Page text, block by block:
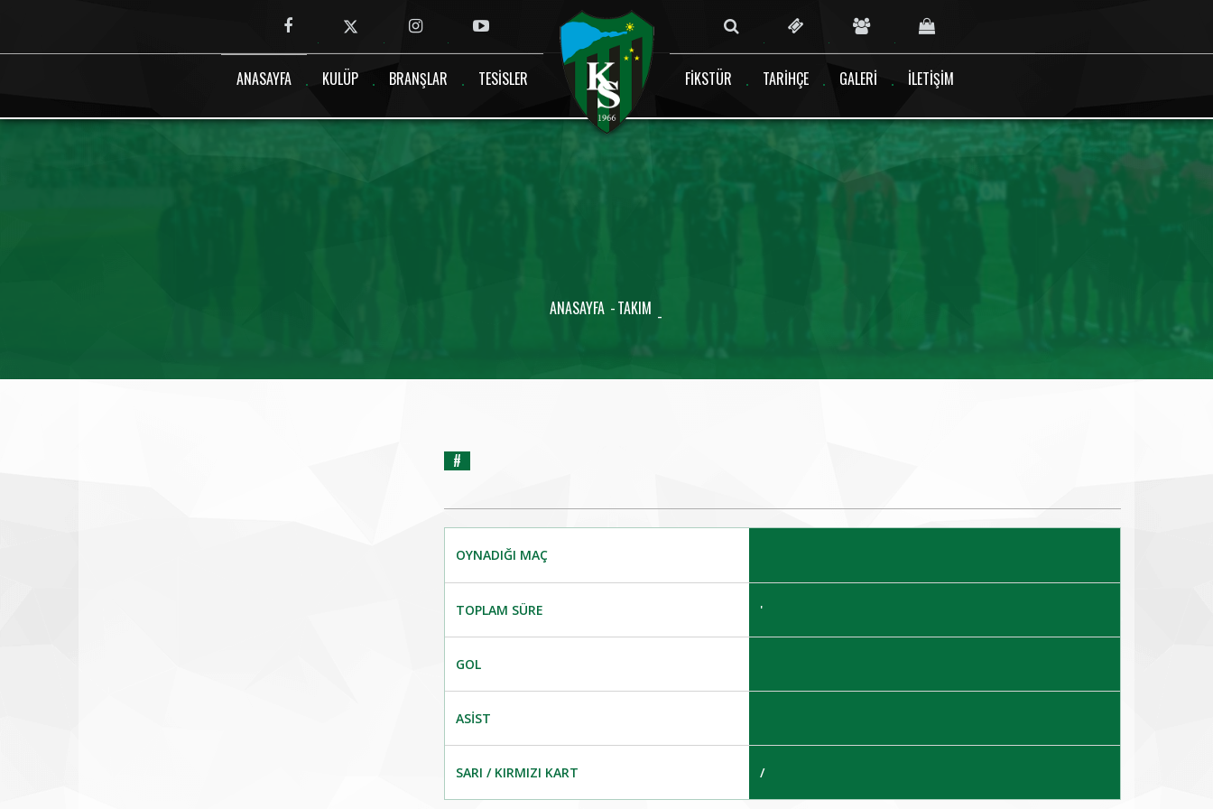
ANASAYFA KULÜP BRANŞLAR TESISLER FIKSTÜR TARIHÇE GALERI İLETIŞIM
ANASAYFA TAKIM
#
OYNADIĞI MAÇ
TOPLAM SÜRE '
GOL
ASIST
SARI / KIRMIZI KART /